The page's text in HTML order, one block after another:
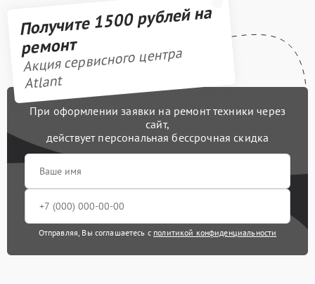
Получите 1500 рублей на
ремонт
Акция сервисного центра
Atlant
При оформлении заявки на ремонт техники через
сайт,
действует персональная бессрочная скидка
Отправляя, Вы соглашаетесь с политикой конфиденциальности